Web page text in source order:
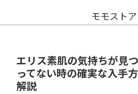
モモストア
エリス素肌の気持ちが見
ってない時の確実な入手
解説